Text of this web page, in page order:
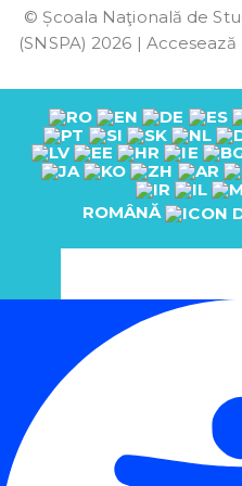
© Școala Naţională de
(SNSPA) 2026 | Accesează
ROMÂNĂ